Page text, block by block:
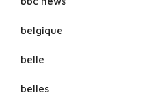
belgique
belle
belles